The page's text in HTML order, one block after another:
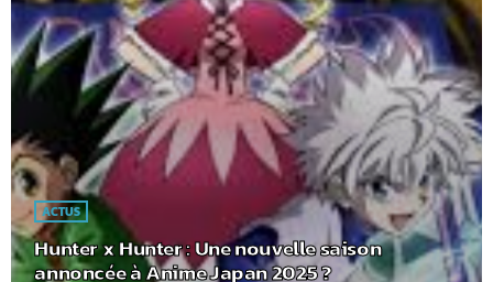
ACTUS
Hunter x Hunter : Une nouvelle saison
annoncée à Anime Japan 2025 ?